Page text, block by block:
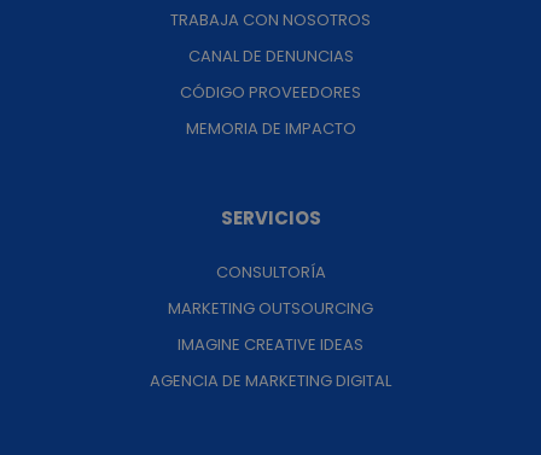
TRABAJA CON NOSOTROS
CANAL DE DENUNCIAS
CÓDIGO PROVEEDORES
MEMORIA DE IMPACTO
SERVICIOS
CONSULTORÍA
MARKETING OUTSOURCING
IMAGINE CREATIVE IDEAS
AGENCIA DE MARKETING DIGITAL